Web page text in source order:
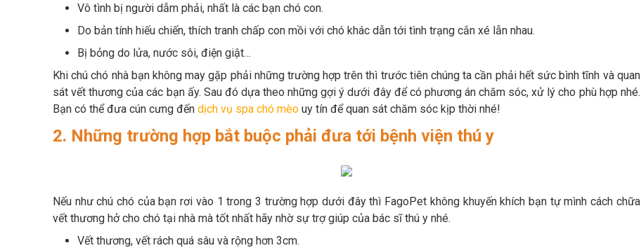
Vô tình bị người dẫm phải, nhất là các bạn chó con.
Do bản tính hiếu chiến, thích tranh chấp con mồi với chó khác dẫn tới tình trạng cắn xé lẫn nhau.
Bị bỏng do lửa, nước sôi, điện giật…
Khi chú chó nhà bạn không may gặp phải những trường hợp trên thì trước tiên chúng ta cần phải hết sức bình tĩnh và quan
sát vết thương của các bạn ấy. Sau đó dựa theo những gợi ý dưới đây để có phương án chăm sóc, xử lý cho phù hợp nhé.
Bạn có thể đưa cún cưng đến dịch vụ spa chó mèo uy tín để quan sát chăm sóc kịp thời nhé!
2. Những trường hợp bắt buộc phải đưa tới bệnh viện thú y
Nếu như chú chó của bạn rơi vào 1 trong 3 trường hợp dưới đây thì FagoPet không khuyến khích bạn tự mình cách chữa
vết thương hở cho chó tại nhà mà tốt nhất hãy nhờ sự trợ giúp của bác sĩ thú y nhé.
Vết thương, vết rách quá sâu và rộng hơn 3cm.